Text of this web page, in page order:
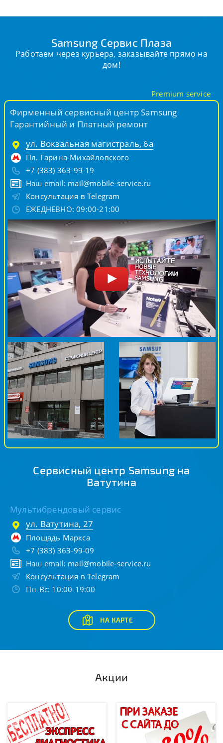
Samsung Сервис Плаза
Работаем через курьера, заказывайте прямо на
дом!
Фирменный сервисный центр Samsung
Гарантийный и Платный ремонт
ул. Вокзальная магистраль, 6а
Пл. Гарина-Михайловского
+7 (383) 363-99-19
Наш email: mail@mobile-service.ru
Консультация в Telegram
ЕЖЕДНЕВНО: 09:00-21:00
Premium service
Сервисный центр Samsung на
Ватутина
Мультибрендовый сервис
ул. Ватутина, 27
Площадь Маркса
+7 (383) 363-99-09
Наш email: mail@mobile-service.ru
Консультация в Telegram
Пн-Вс: 10:00-19:00
НА КАРТЕ
Акции